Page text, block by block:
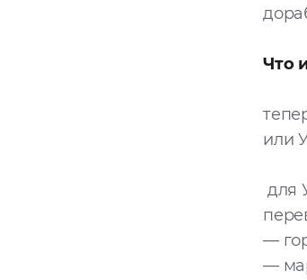
Что
или
для
—
—